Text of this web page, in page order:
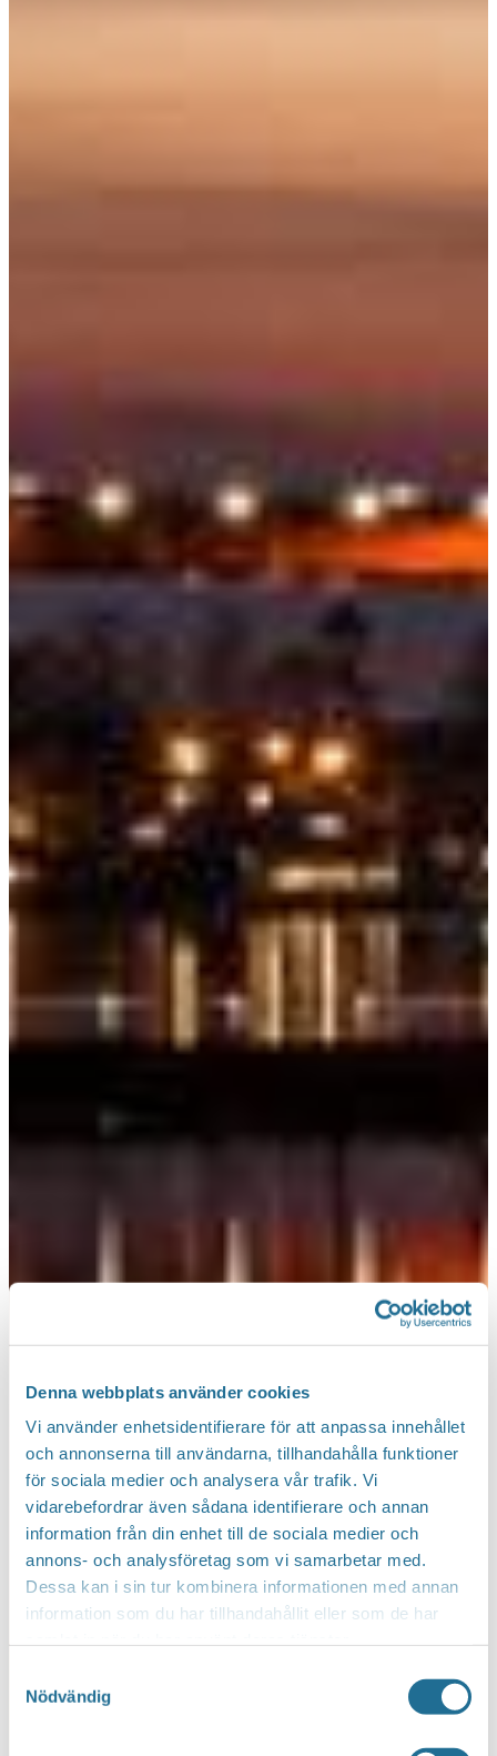
Denna webbplats använder cookies
Vi använder enhetsidentifierare för att anpassa innehållet
och annonserna till användarna, tillhandahålla funktioner
för sociala medier och analysera vår trafik. Vi
vidarebefordrar även sådana identifierare och annan
information från din enhet till de sociala medier och
annons- och analysföretag som vi samarbetar med.
Dessa kan i sin tur kombinera informationen med annan
information som du har tillhandahållit eller som de har
Nödvändig